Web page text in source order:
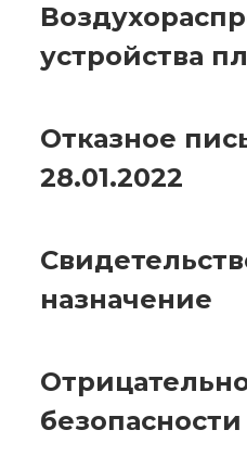
устройства
Отказное
28.01.2022
назначение
безопасности